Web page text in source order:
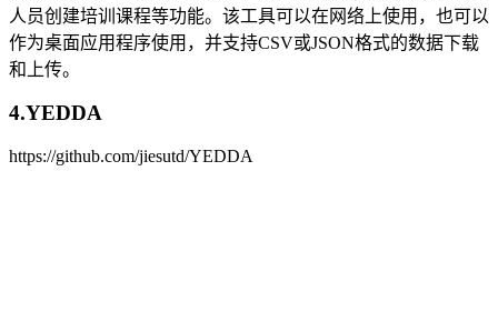
人员创建培训课程等功能。该工具可以在网络上使用，也可以
作为桌面应用程序使用，并支持CSV或JSON格式的数据下载
和上传。
4.YEDDA
https://github.com/jiesutd/YEDDA